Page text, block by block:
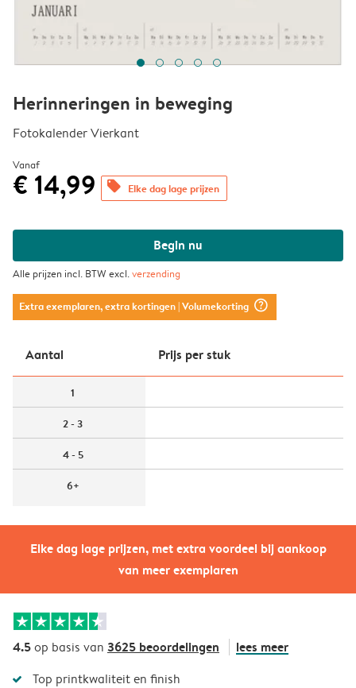
Elke dag lage prijzen, met extra voordeel bij aankoop
van meer exemplaren
Herinneringen in beweging
Fotokalender Vierkant
Vanaf
€ 14,99 offers Elke dag lage prijzen
Begin nu
Alle prijzen incl. BTW excl.verzending
Extra exemplaren, extra kortingen| Volumekorting question_mark_circle
Aantal Prijs per stuk
1
2 - 3
4 - 5
6+
4.5op basis van 3625 beoordelingen lees meer
Top printkwaliteit en finish